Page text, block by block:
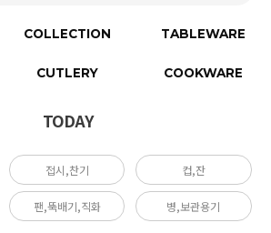
COLLECTION TABLEWARE
CUTLERY COOKWARE
TODAY
접시,찬기 컵,잔
팬,뚝배기,직화 병,보관용기